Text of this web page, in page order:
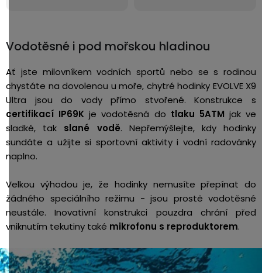
Vodotěsné i pod mořskou hladinou
Ať jste milovníkem vodních sportů nebo se s rodinou
chystáte na dovolenou u moře, chytré hodinky EVOLVE X9
Ultra jsou do vody přímo stvořené. Konstrukce s
certifikací IP69Kje vodotěsná do tlaku 5ATM jak ve
sladké, tak slané vodě. Nepřemýšlejte, kdy hodinky
sundáte a užijte si sportovní aktivity i vodní radovánky
naplno.
Velkou výhodou je, že hodinky nemusíte přepínat do
žádného speciálního režimu - jsou prostě vodotěsné
neustále. Inovativní konstrukci pouzdra chrání před
vniknutím tekutiny také mikrofonu s reproduktorem.